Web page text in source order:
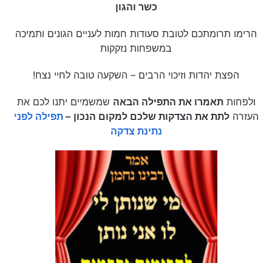
כשר והגון
הרימו תרומתכם לטובת סעודות חמות לעניים הגונים ותמיכה
במשפחות נזקקות
הפצת יהדות וזיכוי הרבים – השקעה טובה לחיי נצח!
ולפחותתאמרו את התפילה הבאה שמשמיים יתנו לכם את
העזרהלתת את הצדקות שלכם למקום הנכון –תפילה לפני
נתינת צדקה